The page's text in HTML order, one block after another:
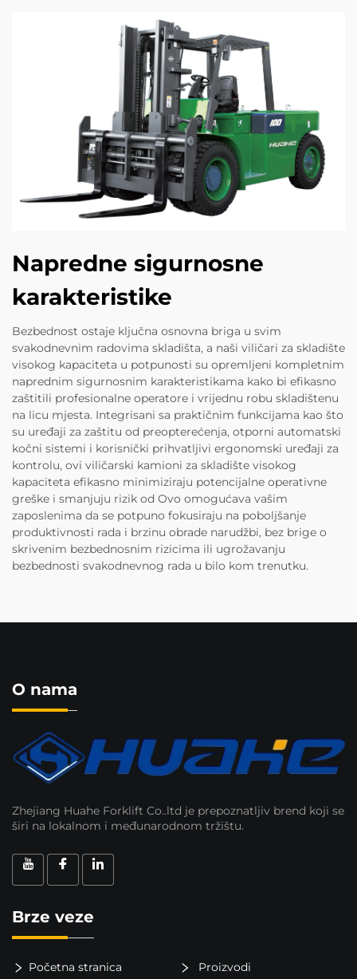
Napredne sigurnosne
karakteristike
Bezbednost ostaje ključna osnovna briga u svim
svakodnevnim radovima skladišta, a naši viličari za skladište
visokog kapaciteta u potpunosti su opremljeni kompletnim
naprednim sigurnosnim karakteristikama kako bi efikasno
zaštitili profesionalne operatore i vrijednu robu skladištenu
na licu mjesta. Integrisani sa praktičnim funkcijama kao što
su uređaji za zaštitu od preopterećenja, otporni automatski
kočni sistemi i korisnički prihvatljivi ergonomski uređaji za
kontrolu, ovi viličarski kamioni za skladište visokog
kapaciteta efikasno minimiziraju potencijalne operativne
greške i smanjuju rizik od Ovo omogućava vašim
zaposlenima da se potpuno fokusiraju na poboljšanje
produktivnosti rada i brzinu obrade narudžbi, bez brige o
skrivenim bezbednosnim rizicima ili ugrožavanju
bezbednosti svakodnevnog rada u bilo kom trenutku.
O nama
Zhejiang Huahe Forklift Co..ltd je prepoznatljiv brend koji se
širi na lokalnom i međunarodnom tržištu.
Brze veze
Početna stranica Proizvodi